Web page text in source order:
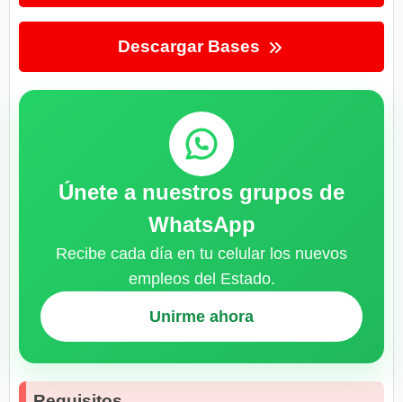
Descargar Bases
Únete a nuestros grupos de
WhatsApp
Recibe cada día en tu celular los nuevos
empleos del Estado.
Unirme ahora